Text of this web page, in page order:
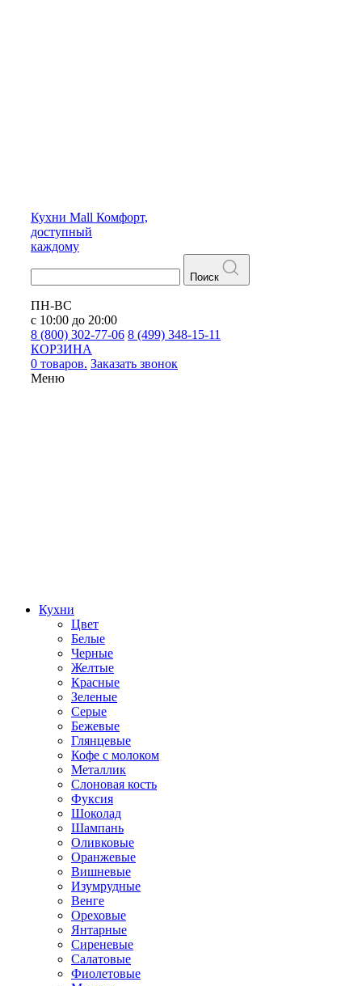
Кухни Mall Комфорт,
доступный
каждому
Поиск
ПН-ВС
с 10:00 до 20:00
8 (800) 302-77-06 8 (499) 348-15-11
КОРЗИНА
0 товаров. Заказать звонок
Меню
Кухни
Цвет
Белые
Черные
Желтые
Красные
Зеленые
Серые
Бежевые
Глянцевые
Кофе с молоком
Металлик
Слоновая кость
Фуксия
Шоколад
Шампань
Оливковые
Оранжевые
Вишневые
Изумрудные
Венге
Ореховые
Янтарные
Сиреневые
Салатовые
Фиолетовые